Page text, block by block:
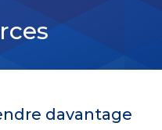
davantage